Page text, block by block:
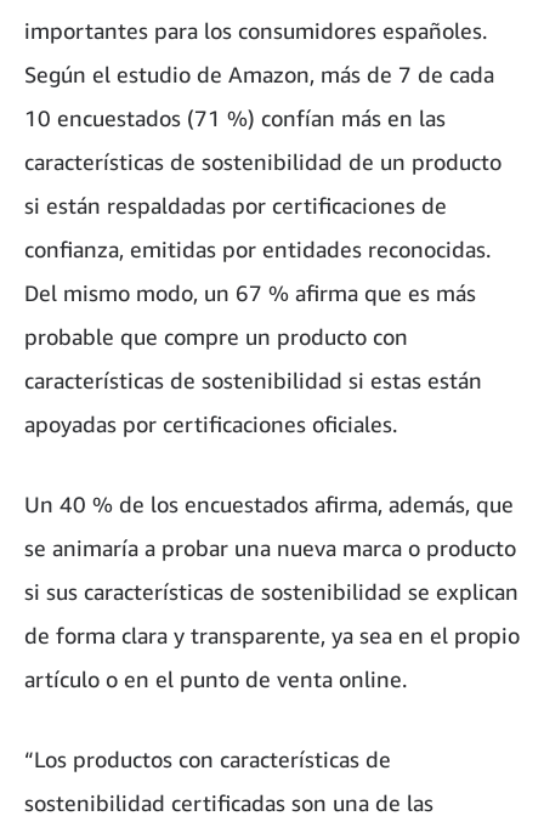
importantes para los consumidores españoles.
Según el estudio de Amazon, más de 7 de cada
10 encuestados (71 %) confían más en las
características de sostenibilidad de un producto
si están respaldadas por certificaciones de
confianza, emitidas por entidades reconocidas.
Del mismo modo, un 67 % afirma que es más
probable que compre un producto con
características de sostenibilidad si estas están
apoyadas por certificaciones oficiales.
Un 40 % de los encuestados afirma, además, que
se animaría a probar una nueva marca o producto
si sus características de sostenibilidad se explican
de forma clara y transparente, ya sea en el propio
artículo o en el punto de venta online.
“Los productos con características de
sostenibilidad certificadas son una de las